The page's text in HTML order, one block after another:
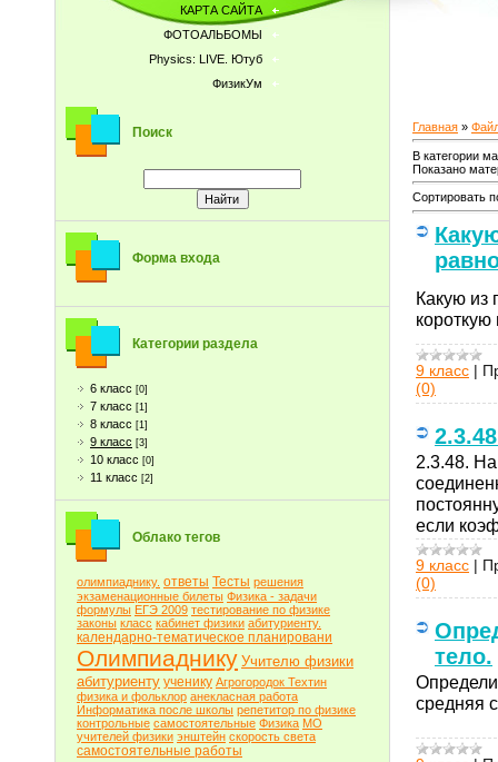
КАРТА САЙТА
ФОТОАЛЬБОМЫ
Physics: LIVE. Ютуб
ФизикУм
Поиск
Форма входа
Категории раздела
6 класс [0]
7 класс [1]
8 класс [1]
9 класс [3]
10 класс [0]
11 класс [2]
Облако тегов
олимпиаднику. ответы Тесты решения
экзаменационные билеты Физика - задачи
формулы ЕГЭ 2009 тестирование по физике
законы класс кабинет физики абитуриенту.
календарно-тематическое планировани
Олимпиаднику Учителю физики
абитуриенту ученику Агрогородок Техтин
физика и фольклор анекласная работа
Информатика после школы репетитор по физике
контрольные самостоятельные Физика МО
учителей физики энштейн скорость света
самостоятельные работы
Главная »
В категории
Показано
Сортировать
Какую из
9 класс |
(0)
2.3.48.
если
9 класс |
(0)
тело.
средняя